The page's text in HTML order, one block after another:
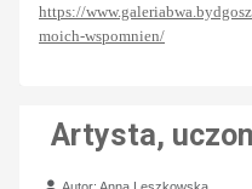
https://
moich-wspomnien/
Artysta,
Szczegóły